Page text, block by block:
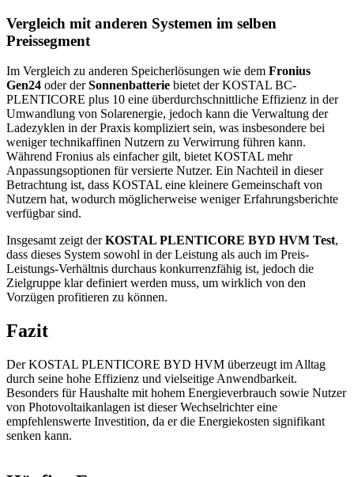
Vergleich mit anderen Systemen im selben
Preissegment
Im Vergleich zu anderen Speicherlösungen wie dem Fronius
Gen24 oder derSonnenbatterie bietet der KOSTAL BC-
PLENTICORE plus 10 eine überdurchschnittliche Effizienz in der
Umwandlung von Solarenergie, jedoch kann die Verwaltung der
Ladezyklen in der Praxis kompliziert sein, was insbesondere bei
weniger technikaffinen Nutzern zu Verwirrung führen kann.
Während Fronius als einfacher gilt, bietet KOSTAL mehr
Anpassungsoptionen für versierte Nutzer. Ein Nachteil in dieser
Betrachtung ist, dass KOSTAL eine kleinere Gemeinschaft von
Nutzern hat, wodurch möglicherweise weniger Erfahrungsberichte
verfügbar sind.
Insgesamt zeigt derKOSTAL PLENTICORE BYD HVM Test,
dass dieses System sowohl in der Leistung als auch im Preis-
Leistungs-Verhältnis durchaus konkurrenzfähig ist, jedoch die
Zielgruppe klar definiert werden muss, um wirklich von den
Vorzügen profitieren zu können.
Fazit
Der KOSTAL PLENTICORE BYD HVM überzeugt im Alltag
durch seine hohe Effizienz und vielseitige Anwendbarkeit.
Besonders für Haushalte mit hohem Energieverbrauch sowie Nutzer
von Photovoltaikanlagen ist dieser Wechselrichter eine
empfehlenswerte Investition, da er die Energiekosten signifikant
senken kann.